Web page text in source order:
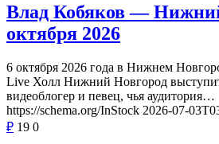
Влад Кобяков —
октября 2026
6 октября 2026 года в Нижнем
Live Холл Нижний Новгород
видеоблогер и певец, чья аудитория…
https://schema.org/InStock 2026-07-
₽ 19 0